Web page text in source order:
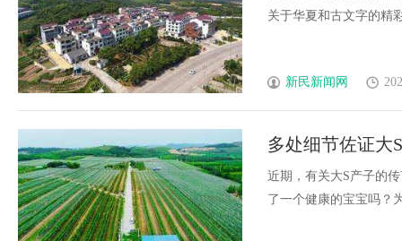
关于华夏和古文字的精
新民新闻网
多处细节佐证大
恐将失宠
近期，有关大S产子的
了一个健康的宝宝吗？